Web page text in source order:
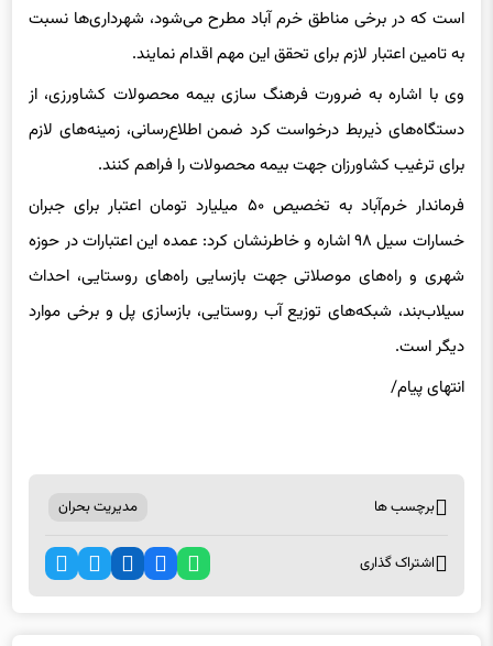
به تامین اعتبار لازم برای تحقق این مهم اقدام نمایند.
وی با اشاره به ضرورت فرهنگ سازی بیمه محصولات کشاورزی، از
دستگاه‌های ذیربط درخواست کرد ضمن اطلاع‌رسانی، زمینه‌های لازم
برای ترغیب کشاورزان جهت بیمه محصولات را فراهم کنند.
فرماندار خرم‌آباد به تخصیص ۵۰ میلیارد تومان اعتبار برای جبران
خسارات سیل ۹۸ اشاره و خاطرنشان کرد: عمده این اعتبارات در حوزه
شهری و راه‌های موصلاتی جهت بازسایی راه‌های روستایی، احداث
سیلاب‌بند، شبکه‌های توزیع آب روستایی، بازسازی پل و برخی موارد
دیگر است.
انتهای پیام/